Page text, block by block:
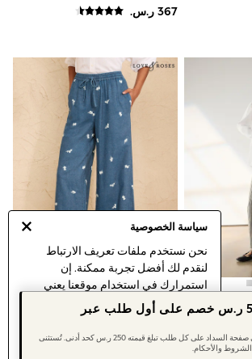
سياسة الخصوصية
نحن نستخدم ملفات تعريف الارتباط
لنقدم لك أفضل تجربة ممكنة. إن
استمرارك في استخدام موقعنا يعني
موافقتك على استخدامنا لملفات تعريف
الارتباط.
اكتشف المزيدعن إدارة إعدادات ملفات
تعريف الارتباط (الكوكيز).
Tops
Occasion and
Short
All
All
واسع
بنطلون بمظهر دنيم واسع للغاية
مطرَّز من Love & Roses
احصل على 50 ر.س خصم على أول طلب عبر
يُطبق العرض تلقائيًا في صفحة السداد على كل طلب تبلغ قيمته 250 ر.س كحد أدنى. تُستثنى
والأحكام.